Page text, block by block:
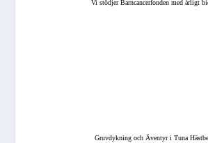
Vi stödjer Barncancerfonden med årligt
Gruvdykning och Äventyr i Tuna